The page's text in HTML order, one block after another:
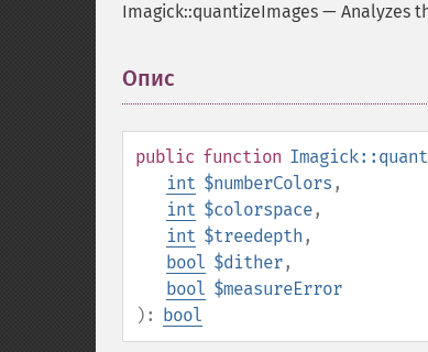
Imagick::quantizeImages — Analyzes
Опис
public function
int $numberColors ,
int $colorspace,
int $treedepth ,
bool $dither,
bool $measureError
): bool